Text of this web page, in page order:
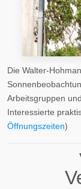
Die Walter-
Arbeitsgruppen
Interessierte
Öffnungszeiten)